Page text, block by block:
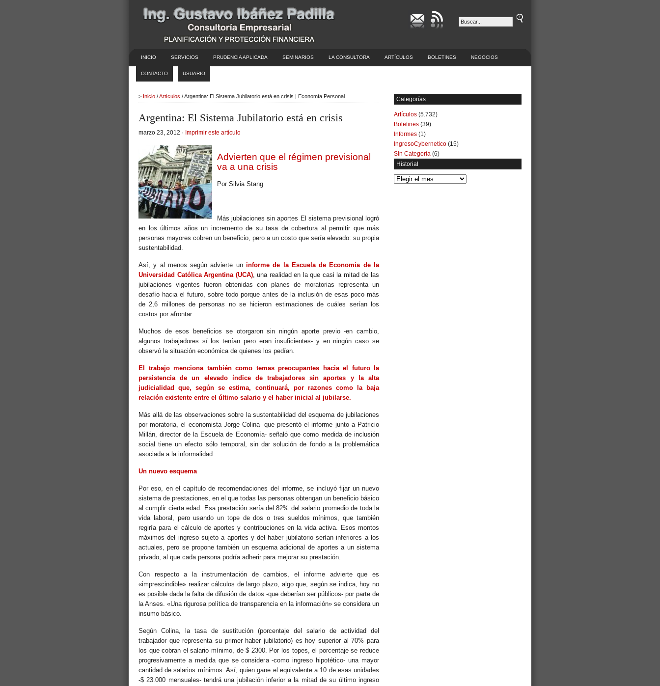
INICIO SERVICIOS PRUDENCIA APLICADA SEMINARIOS LA CONSULTORA ARTÍCULOS BOLETINES NEGOCIOS
CONTACTO USUARIO
> Inicio /Artículos / Argentina: El Sistema Jubilatorio está en crisis | Economía Personal
Argentina: El Sistema Jubilatorio está en crisis
marzo 23, 2012 · Imprimir este artículo
Advierten que el régimen previsional
va a una crisis
Por Silvia Stang
Más jubilaciones sin aportes El sistema previsional logró
en los últimos años un incremento de su tasa de cobertura al permitir que más
personas mayores cobren un beneficio, pero a un costo que sería elevado: su propia
sustentabilidad.
Así, y al menos según advierte un informe de la Escuela de Economía de la
Universidad Católica Argentina (UCA), una realidad en la que casi la mitad de las
jubilaciones vigentes fueron obtenidas con planes de moratorias representa un
desafío hacia el futuro, sobre todo porque antes de la inclusión de esas poco más
de 2,6 millones de personas no se hicieron estimaciones de cuáles serían los
costos por afrontar.
Muchos de esos beneficios se otorgaron sin ningún aporte previo -en cambio,
algunos trabajadores sí los tenían pero eran insuficientes- y en ningún caso se
observó la situación económica de quienes los pedían.
El trabajo menciona también como temas preocupantes hacia el futuro la
persistencia de un elevado índice de trabajadores sin aportes y la alta
judicialidad que, según se estima, continuará, por razones como la baja
relación existente entre el último salario y el haber inicial al jubilarse.
Más allá de las observaciones sobre la sustentabilidad del esquema de jubilaciones
por moratoria, el economista Jorge Colina -que presentó el informe junto a Patricio
Millán, director de la Escuela de Economía- señaló que como medida de inclusión
social tiene un efecto sólo temporal, sin dar solución de fondo a la problemática
asociada a la informalidad
Un nuevo esquema
Por eso, en el capítulo de recomendaciones del informe, se incluyó fijar un nuevo
sistema de prestaciones, en el que todas las personas obtengan un beneficio básico
al cumplir cierta edad. Esa prestación sería del 82% del salario promedio de toda la
vida laboral, pero usando un tope de dos o tres sueldos mínimos, que también
regiría para el cálculo de aportes y contribuciones en la vida activa. Esos montos
máximos del ingreso sujeto a aportes y del haber jubilatorio serían inferiores a los
actuales, pero se propone también un esquema adicional de aportes a un sistema
privado, al que cada persona podría adherir para mejorar su prestación.
Con respecto a la instrumentación de cambios, el informe advierte que es
«imprescindible» realizar cálculos de largo plazo, algo que, según se indica, hoy no
es posible dada la falta de difusión de datos -que deberían ser públicos- por parte de
la Anses. «Una rigurosa política de transparencia en la información» se considera un
insumo básico.
Según Colina, la tasa de sustitución (porcentaje del salario de actividad del
trabajador que representa su primer haber jubilatorio) es hoy superior al 70% para
los que cobran el salario mínimo, de $ 2300. Por los topes, el porcentaje se reduce
progresivamente a medida que se considera -como ingreso hipotético- una mayor
cantidad de salarios mínimos. Así, quien gane el equivalente a 10 de esas unidades
-$ 23.000 mensuales- tendrá una jubilación inferior a la mitad de su último ingreso
Categorías
Artículos (5.732)
Boletines (39)
Informes (1)
IngresoCybernetico (15)
Sin Categoría (6)
Historial
Historial